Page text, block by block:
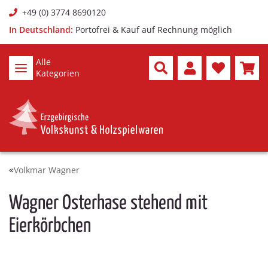
+49 (0) 3774 8690120
In Deutschland: Portofrei & Kauf auf Rechnung möglich
Alle
Kategorien
Volkmar Wagner
Wagner Osterhase stehend mit
Eierkörbchen